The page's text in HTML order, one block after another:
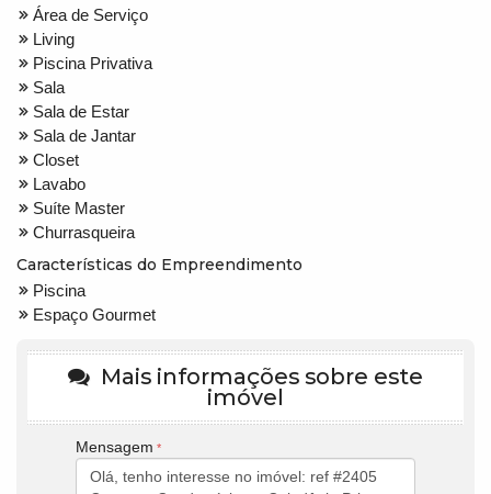
Área de Serviço
Living
Piscina Privativa
Sala
Sala de Estar
Sala de Jantar
Closet
Lavabo
Suíte Master
Churrasqueira
Características do Empreendimento
Piscina
Espaço Gourmet
Mais informações sobre este
imóvel
Mensagem